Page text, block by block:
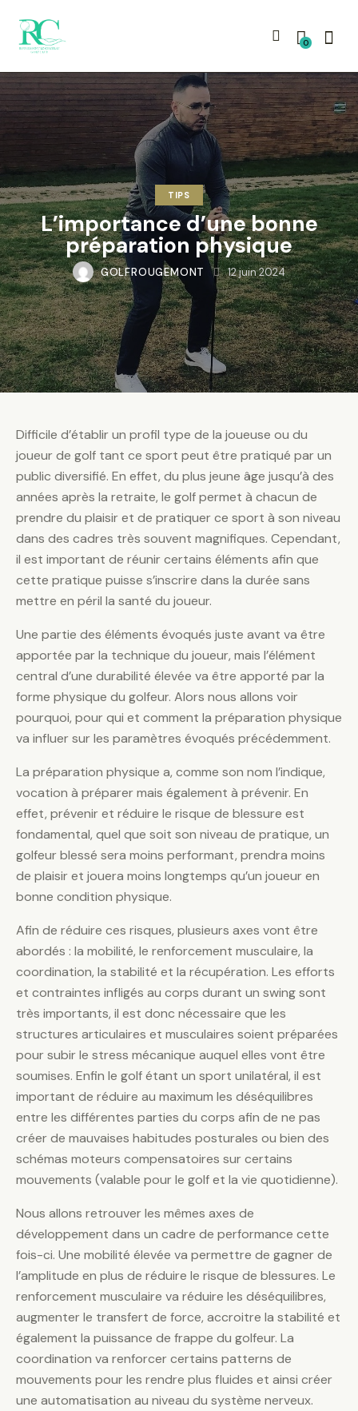
0
TIPS
L’importance d’une bonne
préparation physique
GOLFROUGEMONT 12 juin 2024
Difficile d’établir un profil type de la joueuse ou du
joueur de golf tant ce sport peut être pratiqué par un
public diversifié. En effet, du plus jeune âge jusqu’à des
années après la retraite, le golf permet à chacun de
prendre du plaisir et de pratiquer ce sport à son niveau
dans des cadres très souvent magnifiques. Cependant,
il est important de réunir certains éléments afin que
cette pratique puisse s’inscrire dans la durée sans
mettre en péril la santé du joueur.
Une partie des éléments évoqués juste avant va être
apportée par la technique du joueur, mais l’élément
central d’une durabilité élevée va être apporté par la
forme physique du golfeur. Alors nous allons voir
pourquoi, pour qui et comment la préparation physique
va influer sur les paramètres évoqués précédemment.
La préparation physique a, comme son nom l’indique,
vocation à préparer mais également à prévenir. En
effet, prévenir et réduire le risque de blessure est
fondamental, quel que soit son niveau de pratique, un
golfeur blessé sera moins performant, prendra moins
de plaisir et jouera moins longtemps qu’un joueur en
bonne condition physique.
Afin de réduire ces risques, plusieurs axes vont être
abordés : la mobilité, le renforcement musculaire, la
coordination, la stabilité et la récupération. Les efforts
et contraintes infligés au corps durant un swing sont
très importants, il est donc nécessaire que les
structures articulaires et musculaires soient préparées
pour subir le stress mécanique auquel elles vont être
soumises. Enfin le golf étant un sport unilatéral, il est
important de réduire au maximum les déséquilibres
entre les différentes parties du corps afin de ne pas
créer de mauvaises habitudes posturales ou bien des
schémas moteurs compensatoires sur certains
mouvements (valable pour le golf et la vie quotidienne).
Nous allons retrouver les mêmes axes de
développement dans un cadre de performance cette
fois-ci. Une mobilité élevée va permettre de gagner de
l’amplitude en plus de réduire le risque de blessures. Le
renforcement musculaire va réduire les déséquilibres,
augmenter le transfert de force, accroitre la stabilité et
également la puissance de frappe du golfeur. La
coordination va renforcer certains patterns de
mouvements pour les rendre plus fluides et ainsi créer
une automatisation au niveau du système nerveux.